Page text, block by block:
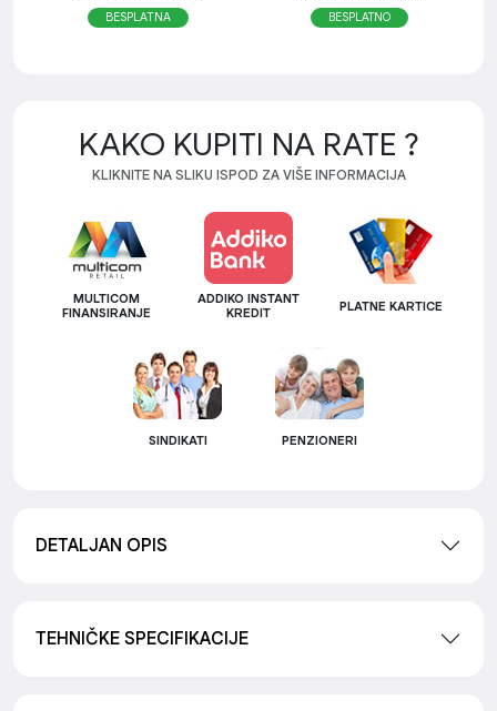
BESPLATNA BESPLATNO
KAKO KUPITI NA RATE ?
KLIKNITE NA SLIKU ISPOD ZA VIŠE INFORMACIJA
MULTICOM
FINANSIRANJE
ADDIKO INSTANT
KREDIT
PLATNE KARTICE
SINDIKATI PENZIONERI
DETALJAN OPIS
TEHNIČKE SPECIFIKACIJE